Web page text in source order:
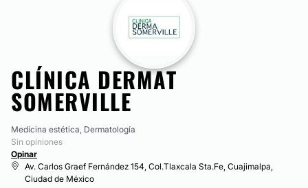
CLÍNICA DERMAT
SOMERVILLE
Medicina estética, Dermatología
Sin opiniones
Opinar
Av. Carlos Graef Fernández 154, Col.Tlaxcala Sta.Fe, Cuajimalpa,
Ciudad de México